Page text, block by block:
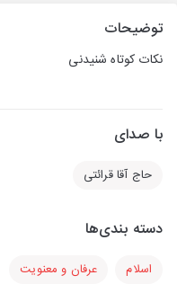
توضیحات
نکات کوتاه شنیدنی
با صدای
حاج آقا قرائتی
دسته بندی‌ها
اسلام عرفان و معنویت